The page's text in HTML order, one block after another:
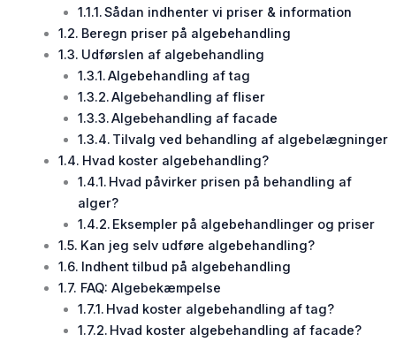
Sådan indhenter vi priser & information
Beregn priser på algebehandling
Udførslen af algebehandling
Algebehandling af tag
Algebehandling af fliser
Algebehandling af facade
Tilvalg ved behandling af algebelægninger
Hvad koster algebehandling?
Hvad påvirker prisen på behandling af
alger?
Eksempler på algebehandlinger og priser
Kan jeg selv udføre algebehandling?
Indhent tilbud på algebehandling
FAQ: Algebekæmpelse
Hvad koster algebehandling af tag?
Hvad koster algebehandling af facade?